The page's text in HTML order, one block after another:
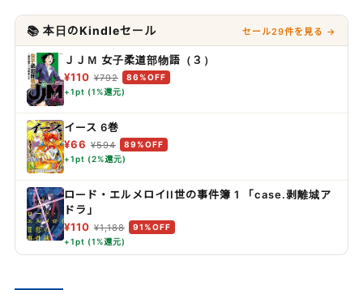
📚 本日のKindleセール セール29件を見る →
ＪＪＭ 女子柔道部物語（３）
¥110 ¥792
86%OFF
+1pt (1%還元)
イース 6巻
¥66 ¥594
89%OFF
+1pt (2%還元)
ロード・エルメロイII世の事件簿 1 「case.剥離城ア
ドラ」
¥110 ¥1,188
91%OFF
+1pt (1%還元)